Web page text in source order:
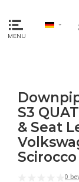
MENU
S3
& Seat
Scirocco
0